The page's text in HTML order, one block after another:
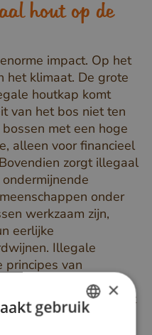
hout op de
impact. Op het
het klimaat. De grote
houtkap komt
van het bos niet ten
met een hoge
alleen voor financieel
zorgt illegaal
onder
werkzaam zijn,
eerlijke
Illegale
principes van
bosbeheer
én benutten van het
vlakken
×
gebruik